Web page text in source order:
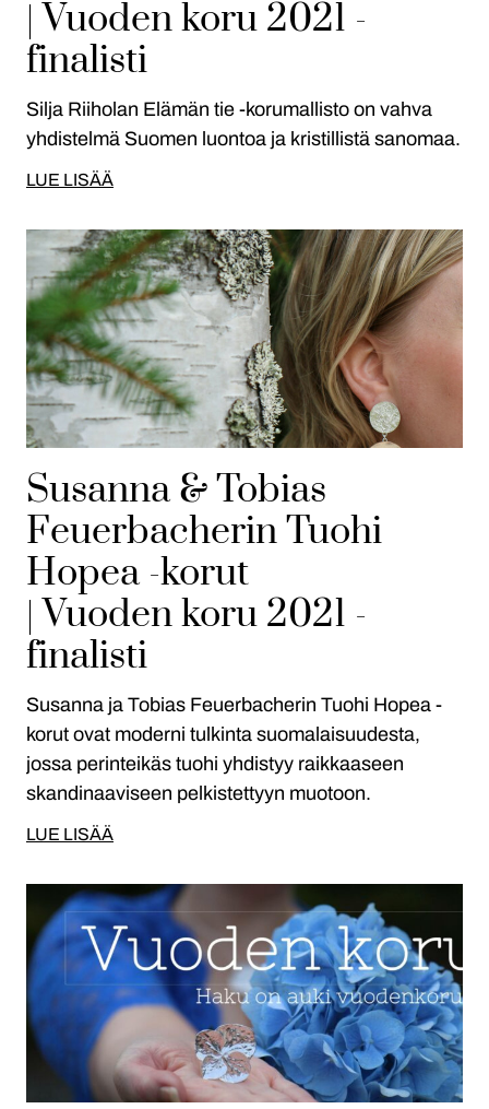
| Vuoden koru 2021 -
finalisti
Silja Riiholan Elämän tie -korumallisto on vahva
yhdistelmä Suomen luontoa ja kristillistä sanomaa.
LUE LISÄÄ
Susanna & Tobias
Feuerbacherin Tuohi
Hopea -korut
| Vuoden koru 2021 -
finalisti
Susanna ja Tobias Feuerbacherin Tuohi Hopea -
korut ovat moderni tulkinta suomalaisuudesta,
jossa perinteikäs tuohi yhdistyy raikkaaseen
skandinaaviseen pelkistettyyn muotoon.
LUE LISÄÄ